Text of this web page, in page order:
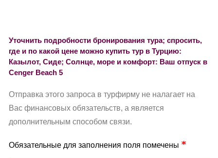
Уточнить подробности бронирования тура; спросить,
где и по какой цене можно купить тур в Турцию:
Казылот, Сиде; Солнце, море и комфорт: Ваш отпуск в
Cenger Beach 5
Отправка этого запроса в турфирму не налагает на
Вас финансовых обязательств, а является
дополнительным способом связи.
Обязательные для заполнения поля помечены